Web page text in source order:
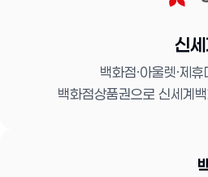
신
백화점·아울렛·제
백화점상품권으로 신세계